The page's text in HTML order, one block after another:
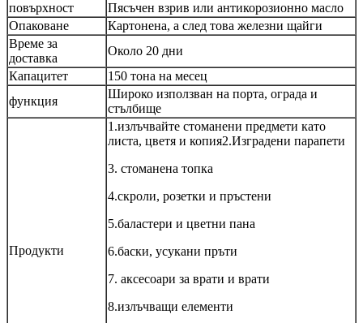
повърхност
Пясъчен взрив или антикорозионно масло
Опаковане
Картонена, а след това железни щайги
Време за
доставка
Около 20 дни
Капацитет
150 тона на месец
функция
Широко използван на порта, ограда и
стълбище
Продукти
1.излъчвайте стоманени предмети като
листа, цветя и копия2.Изградени парапети
3. стоманена топка
4.скроли, розетки и пръстени
5.баластери и цветни пана
6.баски, усукани пръти
7. аксесоари за врати и врати
8.излъчващи елементи